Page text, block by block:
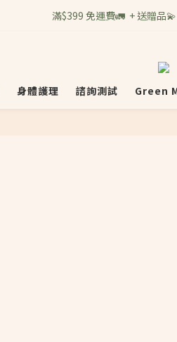
滿$399 免運費🚛  + 送贈品
身體護理 諮詢測試 Green